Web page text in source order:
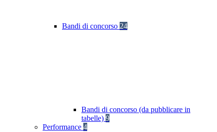
Bandi di concorso 24
Bandi di concorso (da pubblicare in
tabelle) 9
Performance 4